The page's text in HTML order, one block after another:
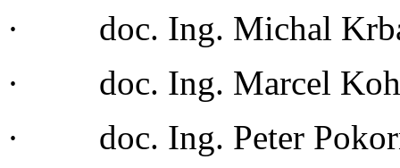
· doc. Ing. Michal
· doc. Ing. Marcel
· doc. Ing. Peter